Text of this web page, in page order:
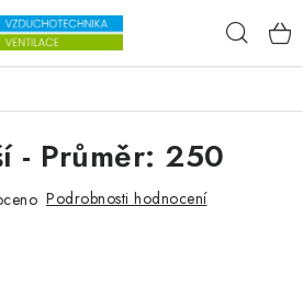
- Průměr: 250
Podrobnosti hodnocení